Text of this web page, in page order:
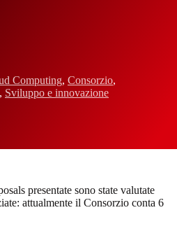
Computing, Consorzio,
, Sviluppo e innovazione
presentate sono state valutate
attualmente il Consorzio conta 6